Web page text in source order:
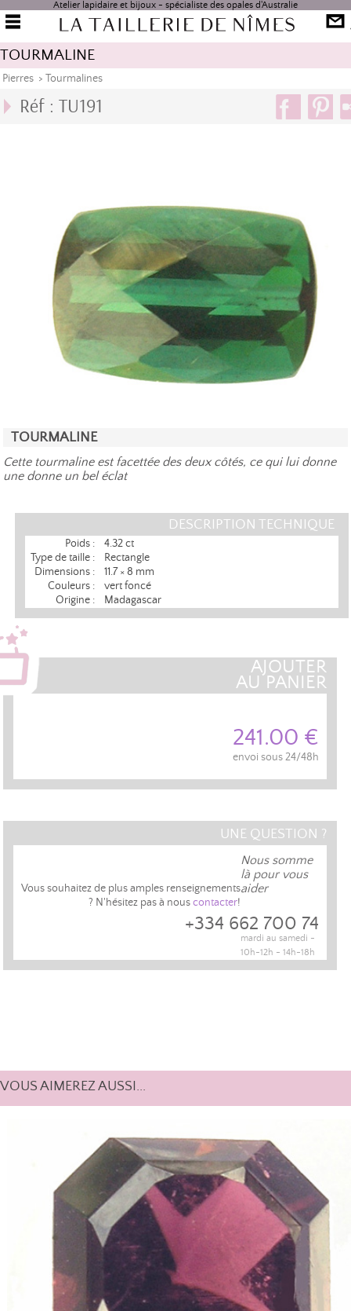
Atelier lapidaire et bijoux - spécialiste des opales d'Australie
TOURMALINE
Pierres > Tourmalines
Réf : TU191
TOURMALINE
Cette tourmaline est facettée des deux côtés, ce qui lui donne
une donne un bel éclat
DESCRIPTION TECHNIQUE
Poids :
4.32 ct
Type de taille :
Rectangle
Dimensions :
11.7 × 8 mm
Couleurs :
vert foncé
Origine :
Madagascar
AJOUTER
AU PANIER
241.00 €
envoi sous 24/48h
UNE QUESTION ?
Nous somme
là pour vous
aider
Vous souhaitez de plus amples renseignements
? N'hésitez pas à nouscontacter!
+334 662 700 74
mardi au samedi -
10h-12h - 14h-18h
VOUS AIMEREZ AUSSI...